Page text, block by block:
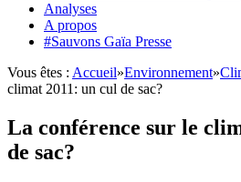
Analyses
A propos
#Sauvons Gaïa Presse
Vous êtes : Accueil»Environnement»
climat 2011: un cul de sac?
La conférence sur le
de sac?